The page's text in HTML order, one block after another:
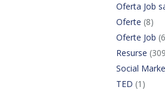
Oferta Job
Oferte (8)
Oferte Job
Resurse
Social
TED (1)